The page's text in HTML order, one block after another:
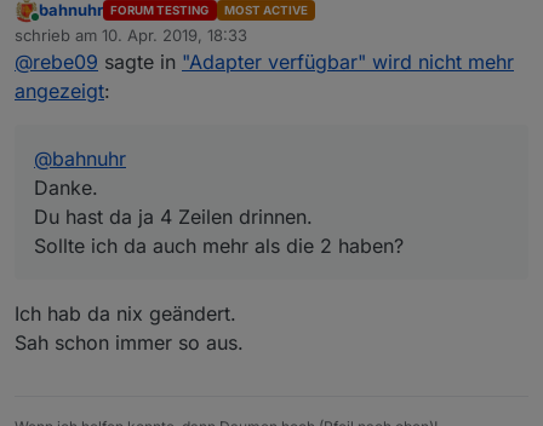
Du hast da ja 4 Zeilen drinnen.
Sollte ich da auch mehr als die 2 haben?
Online
bahnuhr FORUM TESTING MOST ACTIVE
schrieb am 10. Apr. 2019, 18:33
zuletzt editiert von
@rebe09 sagte in "Adapter verfügbar" wird nicht mehr
angezeigt:
@bahnuhr
Danke.
Du hast da ja 4 Zeilen drinnen.
Sollte ich da auch mehr als die 2 haben?
Ich hab da nix geändert.
Sah schon immer so aus.